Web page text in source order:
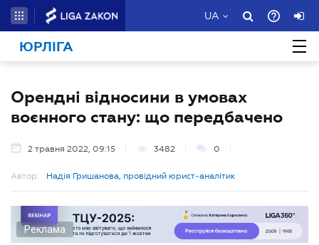
UA
ЮРЛІГА
Орендні відносини в умовах
воєнного стану: що передбачено
2 травня 2022, 09:15 3482 0
Автор: Надія Гришанова, провідний юрист-аналітик
Реклама